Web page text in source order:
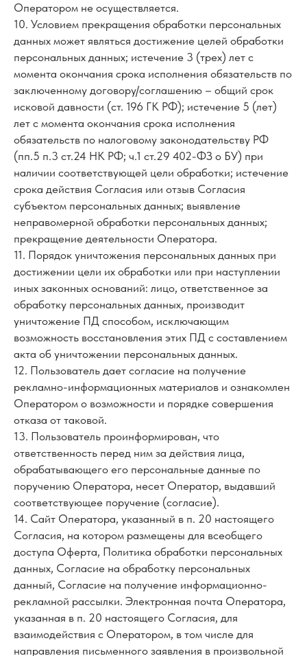
Оператором не осуществляется.
10. Условием прекращения обработки персональных
данных может являться достижение целей обработки
персональных данных; истечение 3 (трех) лет с
момента окончания срока исполнения обязательств по
заключенному договору/соглашению – общий срок
исковой давности (ст. 196 ГК РФ); истечение 5 (лет)
лет с момента окончания срока исполнения
обязательств по налоговому законодательству РФ
(пп.5 п.3 ст.24 НК РФ; ч.1 ст.29 402-ФЗ о БУ) при
наличии соответствующей цели обработки; истечение
срока действия Согласия или отзыв Согласия
субъектом персональных данных; выявление
неправомерной обработки персональных данных;
прекращение деятельности Оператора.
11. Порядок уничтожения персональных данных при
достижении цели их обработки или при наступлении
иных законных оснований: лицо, ответственное за
обработку персональных данных, производит
уничтожение ПД способом, исключающим
возможность восстановления этих ПД с составлением
акта об уничтожении персональных данных.
12. Пользователь дает согласие на получение
рекламно-информационных материалов и ознакомлен
Оператором о возможности и порядке совершения
отказа от таковой.
13. Пользователь проинформирован, что
ответственность перед ним за действия лица,
обрабатывающего его персональные данные по
поручению Оператора, несет Оператор, выдавший
соответствующее поручение (согласие).
14. Сайт Оператора, указанный в п. 20 настоящего
Согласия, на котором размещены для всеобщего
доступа Оферта, Политика обработки персональных
данных, Согласие на обработку персональных
данный, Согласие на получение информационно-
рекламной рассылки. Электронная почта Оператора,
указанная в п. 20 настоящего Согласия, для
взаимодействия с Оператором, в том числе для
направления письменного заявления в произвольной